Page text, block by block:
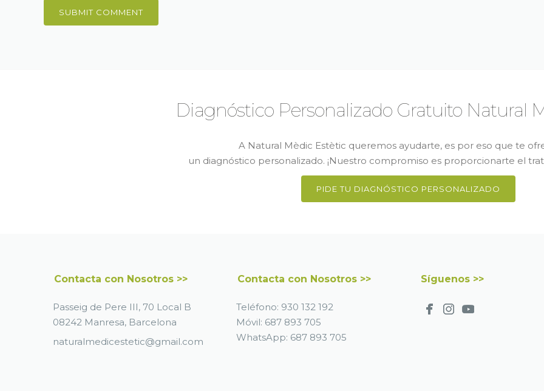
Diagnóstico Personalizado Gratuito Natural
A Natural Mèdic Estètic queremos ayudarte, es por eso que te
un diagnóstico personalizado. ¡Nuestro compromiso es proporcionarte el
PIDE TU DIAGNÓSTICO PERSONALIZADO
Contacta con Nosotros >>
Passeig de Pere III, 70 Local B
08242 Manresa, Barcelona
naturalmedicestetic@gmail.com
Contacta con Nosotros >>
Teléfono: 930 132 192
Móvil: 687 893 705
WhatsApp: 687 893 705
Síguenos >>